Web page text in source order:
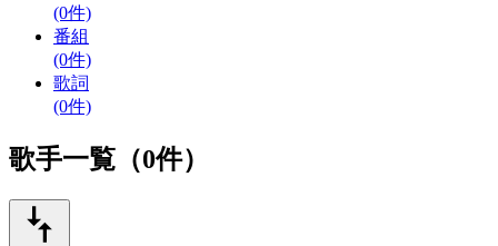
(0件)
番組
(0件)
歌詞
(0件)
歌手一覧（0件）